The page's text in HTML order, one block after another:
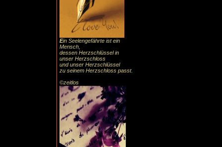
Ein Seelengefährte ist ein
Mensch,
dessen Herzschlüssel in
unser Herzschloss
und unser Herzschlüssel
zu seinem Herzschloss passt.
©zeitlos